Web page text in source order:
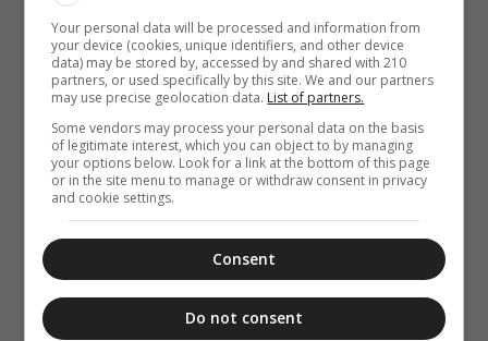
Your personal data will be processed and information from
your device (cookies, unique identifiers, and other device
data) may be stored by, accessed by and shared with 210
partners, or used specifically by this site. We and our partners
may use precise geolocation data. List of partners.
Some vendors may process your personal data on the basis
of legitimate interest, which you can object to by managing
your options below. Look for a link at the bottom of this page
or in the site menu to manage or withdraw consent in privacy
and cookie settings.
Consent
Do not consent